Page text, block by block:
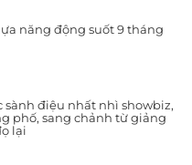
năng động suốt 9 tháng
sành điệu nhất nhì showbiz,
phố, sang chảnh từ giảng
lại